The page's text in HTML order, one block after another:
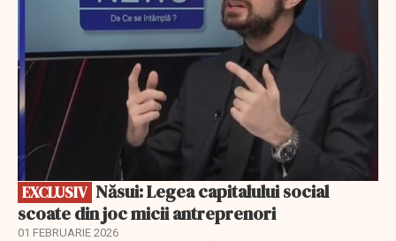
EXCLUSIV
scoate din joc micii antreprenori
01 FEBRUARIE 2026